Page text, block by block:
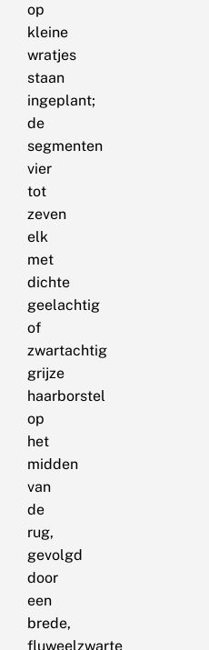
op
kleine
wratjes
staan
ingeplant;
de
segmenten
vier
tot
zeven
elk
met
dichte
geelachtig
of
zwartachtig
grijze
haarborstel
op
het
midden
van
de
rug,
gevolgd
door
een
brede,
fluweelzwarte